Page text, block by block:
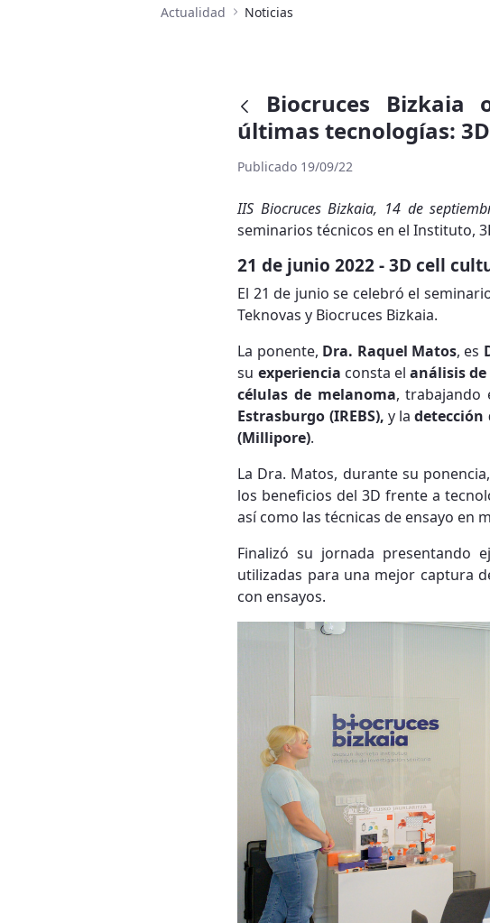
Actualidad Noticias
Biocruces Bizkaia
últimas tecnologías:
Publicado 19/09/22
IIS Biocruces Bizkaia, 14 de
seminarios técnicos en el Instituto,
21 de junio 2022 - 3D cell
El 21 de junio se celebró el
Teknovas y Biocruces Bizkaia.
La ponente, Dra. Raquel Matos, es
su experiencia consta elanálisis
células de melanoma, trabajando
Estrasburgo (IREBS), y ladetección
(Millipore).
La Dra. Matos, durante su
los beneficios del 3D frente a
así como las técnicas de ensayo en
Finalizó su jornada presentando
utilizadas para una mejor captura
con ensayos.